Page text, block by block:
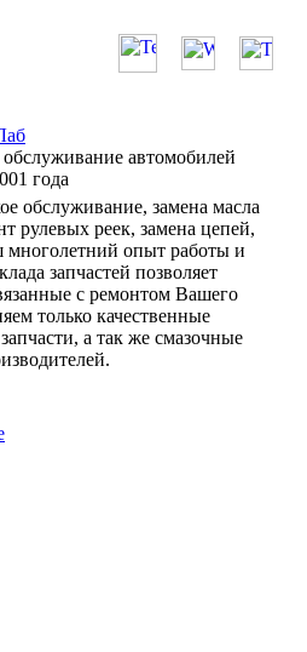
автомобилей
года
обслуживание, замена масла
рулевых реек, замена цепей,
многолетний опыт работы и
запчастей позволяет
с ремонтом Вашего
только качественные
а так же смазочные